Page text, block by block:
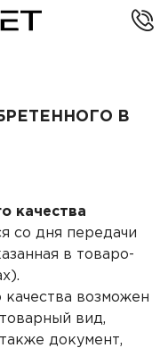
В
качества
со дня передачи
в товаро-
возможен
вид,
документ,